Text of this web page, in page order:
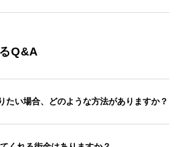
Q&A
たい場合、どのような方法がありますか？